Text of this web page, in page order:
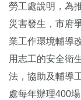
勞工處說明，為
災害發生，市府
業工作環境輔導
用志工的安全衛
法，協助及輔導
處每年辦理400